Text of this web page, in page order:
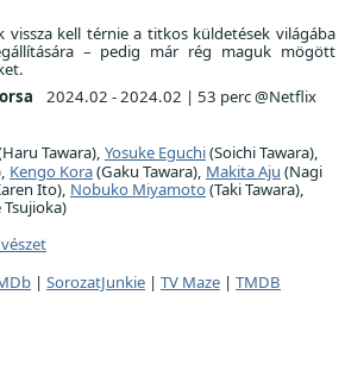
vissza kell térnie a titkos küldetések világába
– pedig már rég maguk mögött
2024.02 - 2024.02 | 53 perc @Netflix
Tawara), Yosuke Eguchi(Soichi Tawara),
Kengo Kora(Gaku Tawara), Makita Aju (Nagi
Ito), Nobuko Miyamoto(Taki Tawara),
Tsujioka)
| SorozatJunkie | TV Maze | TMDB